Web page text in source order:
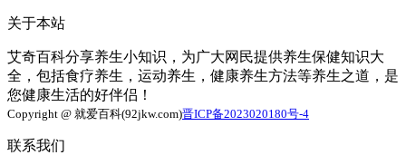
关于本站
艾奇百科分享养生小知识，为广大网民提供养生保健知识大
全，包括食疗养生，运动养生，健康养生方法等养生之道，是
您健康生活的好伴侣！
Copyright @ 就爱百科(92jkw.com)晋ICP备2023020180号-4
联系我们